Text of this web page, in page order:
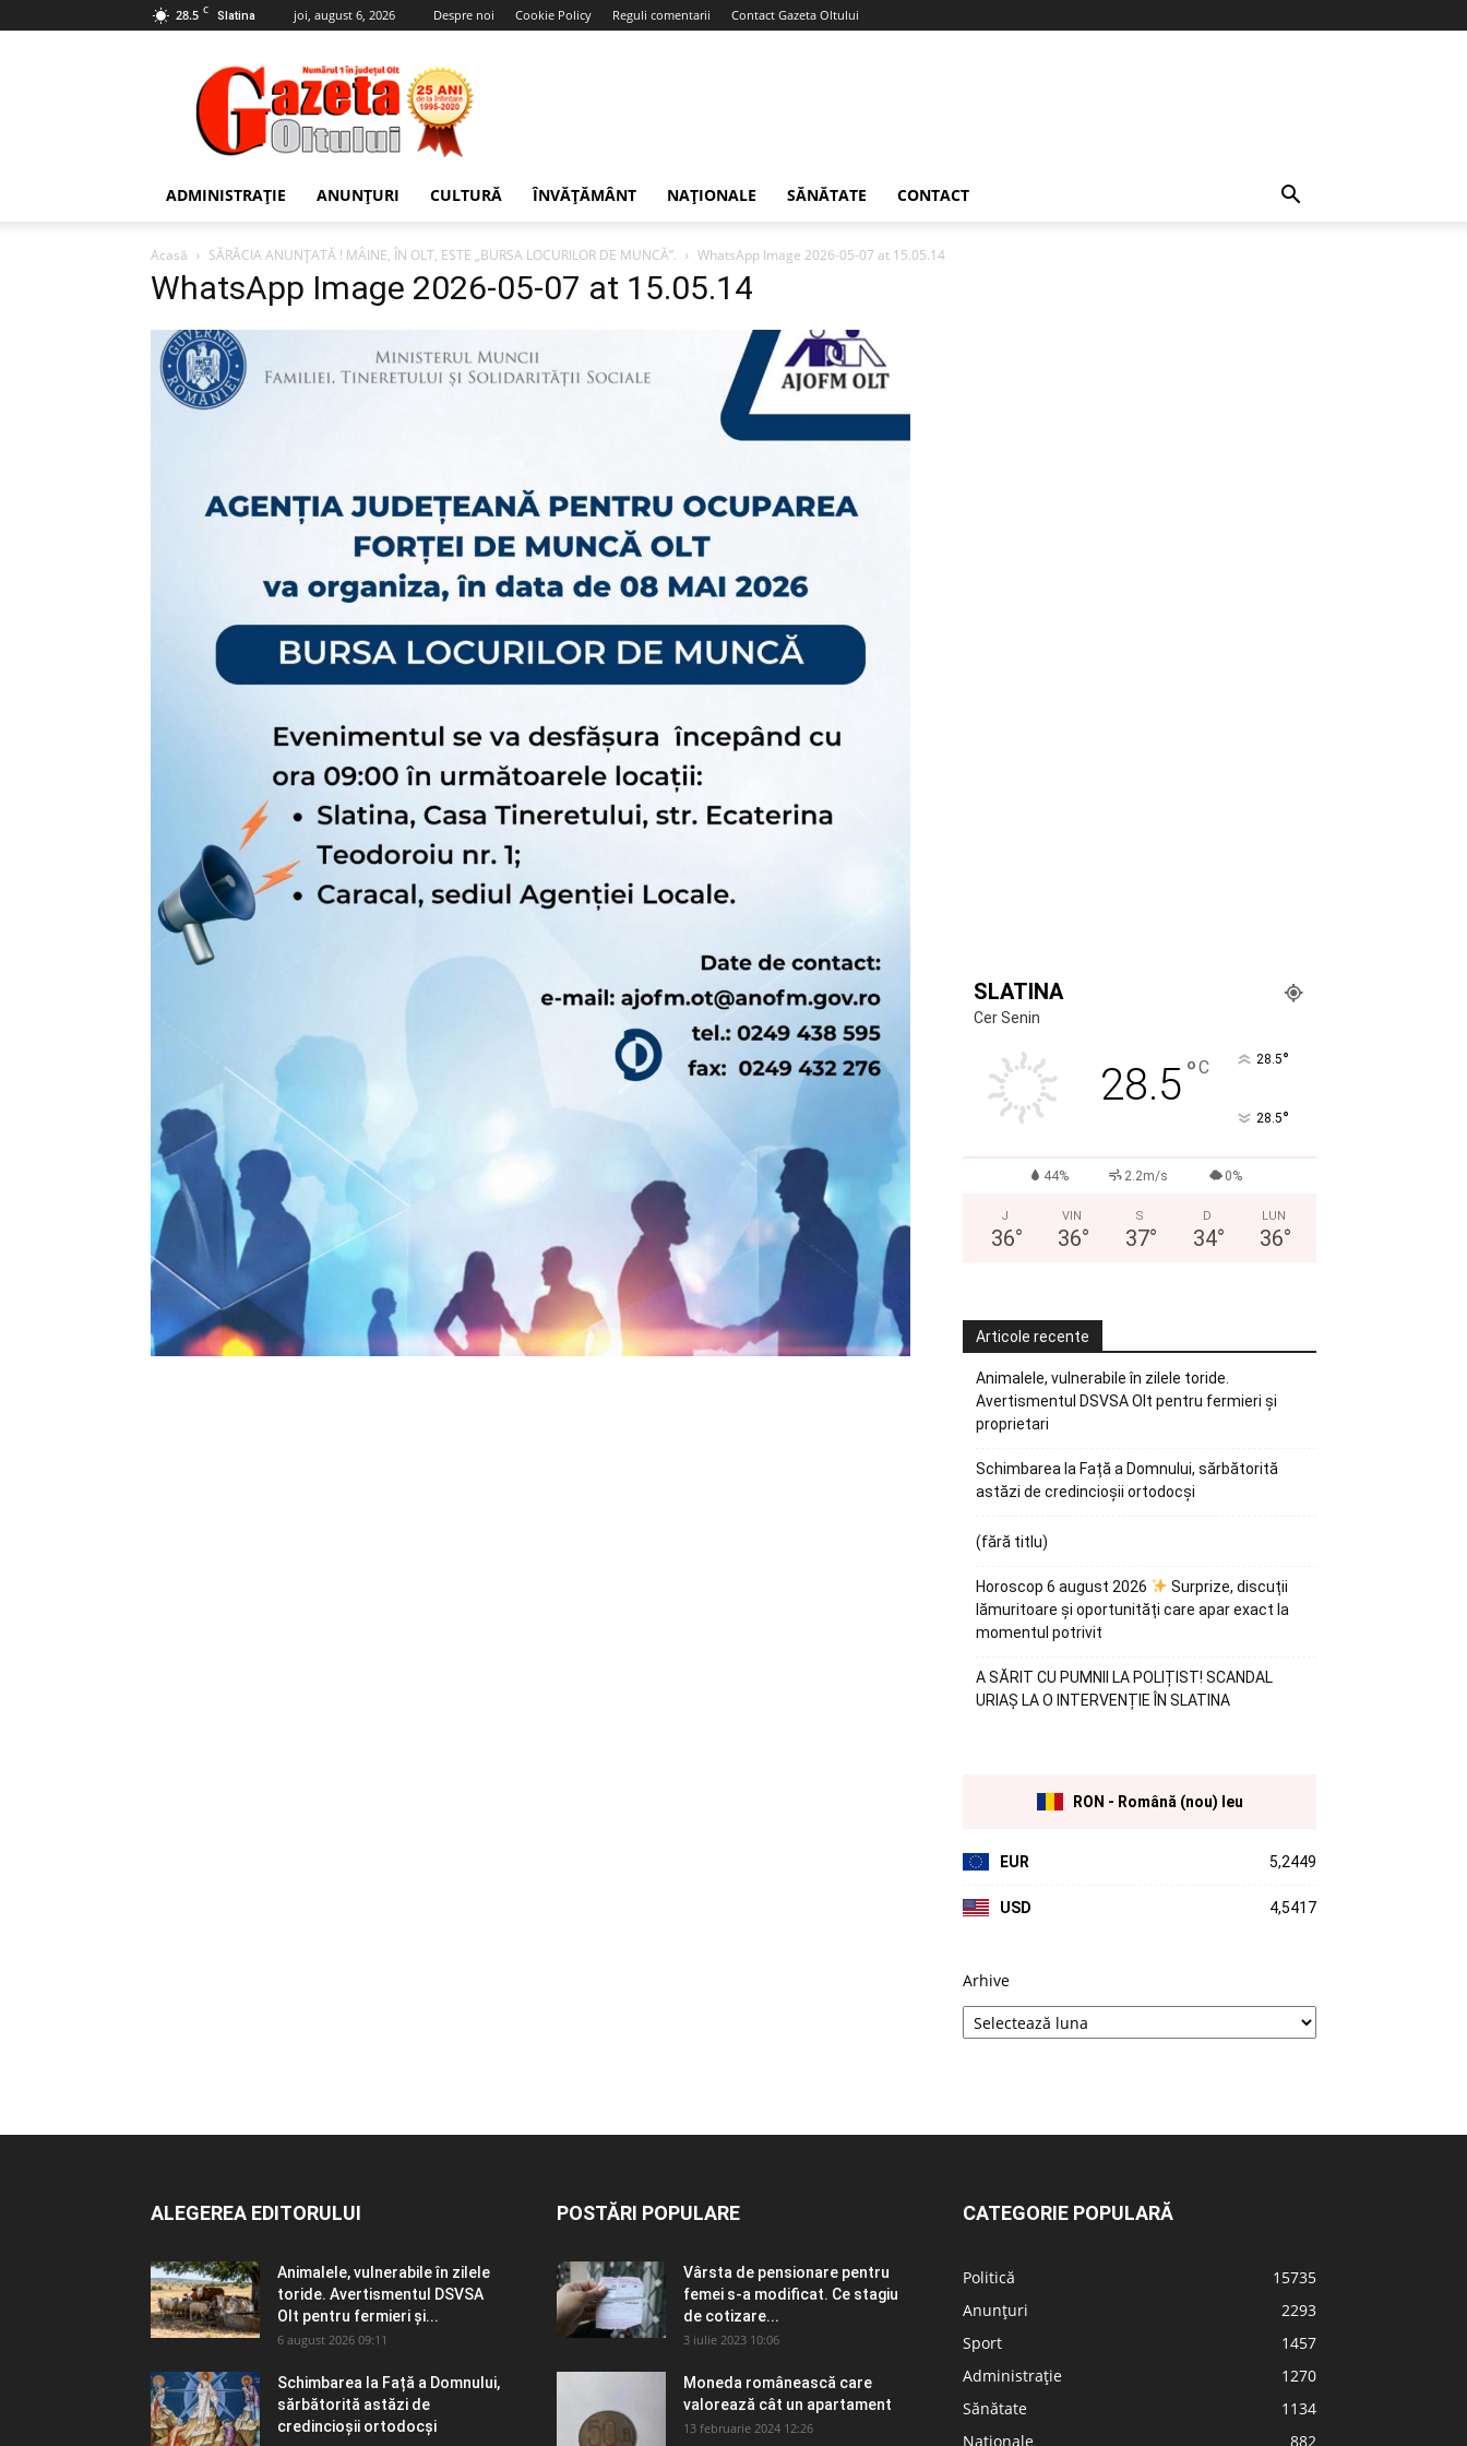
28.5 C Slatina joi, august 6, 2026 Despre noi Cookie Policy Reguli comentarii Contact Gazeta Oltului
Gazeta
Oltului
ADMINISTRAȚIE ANUNȚURI CULTURĂ ÎNVĂȚĂMÂNT NAȚIONALE SĂNĂTATE CONTACT
Acasă SĂRĂCIA ANUNȚATĂ ! MÂINE, ÎN OLT, ESTE „BURSA LOCURILOR DE MUNCĂ”. WhatsApp Image 2026-05-07 at 15.05.14
WhatsApp Image 2026-05-07 at 15.05.14
SLATINA
Cer Senin
28.5°C 28.5°
28.5°
44% 2.2m/s 0%
J
36°
VIN
36°
S
37°
D
34°
LUN
36°
Articole recente
Animalele, vulnerabile în zilele toride.
Avertismentul DSVSA Olt pentru fermieri și
proprietari
Schimbarea la Față a Domnului, sărbătorită
astăzi de credincioșii ortodocși
(fără titlu)
Horoscop 6 august 2026
Surprize, discuții
lămuritoare și oportunități care apar exact la
momentul potrivit
A SĂRIT CU PUMNII LA POLIȚIST! SCANDAL
URIAȘ LA O INTERVENȚIE ÎN SLATINA
RON - Română (nou) leu
EUR 5,2449
USD 4,5417
Arhive
ALEGEREA EDITORULUI
Animalele, vulnerabile în zilele
toride. Avertismentul DSVSA
Olt pentru fermieri și...
6 august 2026 09:11
Schimbarea la Față a Domnului,
sărbătorită astăzi de
credincioșii ortodocși
POSTĂRI POPULARE
Vârsta de pensionare pentru
femei s-a modificat. Ce stagiu
de cotizare...
3 iulie 2023 10:06
Moneda românească care
valorează cât un apartament
13 februarie 2024 12:26
CATEGORIE POPULARĂ
Politică
15735
Anunțuri
2293
Sport
1457
Administrație
1270
Sănătate
1134
Naționale
882